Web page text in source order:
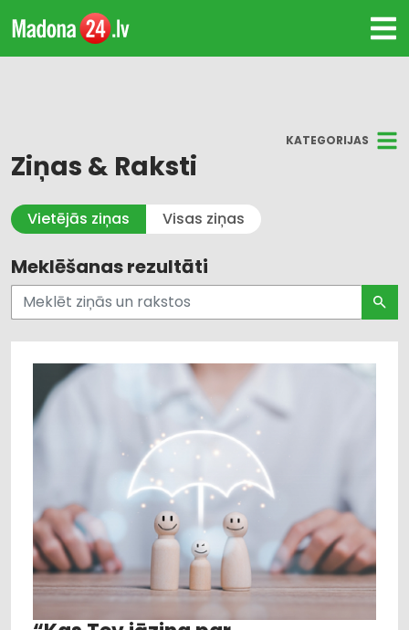
KATEGORIJAS
Ziņas & Raksti
Visi
Kultūra un Izklaide
Dzīvesstils
Pašvaldības un valsts pārvalde
Uzņēmējdarbība
Izglītība
Dažādi
Reklāmraksts
Vietējās ziņas Visas ziņas
Meklēšanas rezultāti